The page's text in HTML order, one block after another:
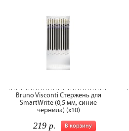
Bruno Visconti Стержень для
SmartWrite (0,5 мм, синие
чернила) (х10)
В корзину
219 р.